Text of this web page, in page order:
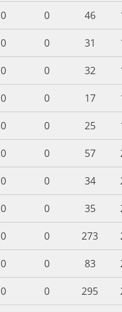
0 0 46
0 0 31
0 0 32
0 0 17
0 0 25
0 0 57
0 0 34
0 0 35
0 0 273
0 0 83
0 0 295